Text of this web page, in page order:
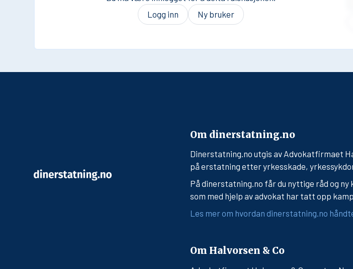
Logg inn
Ny bruker
Om dinerstatning.no
Dinerstatning.no utgis av Advokatfirmaet
på erstatning etter yrkesskade,
På dinerstatning.no får du nyttige råd og
som med hjelp av advokat har tatt opp
Les mer om hvordan dinerstatning.no
Om Halvorsen & Co